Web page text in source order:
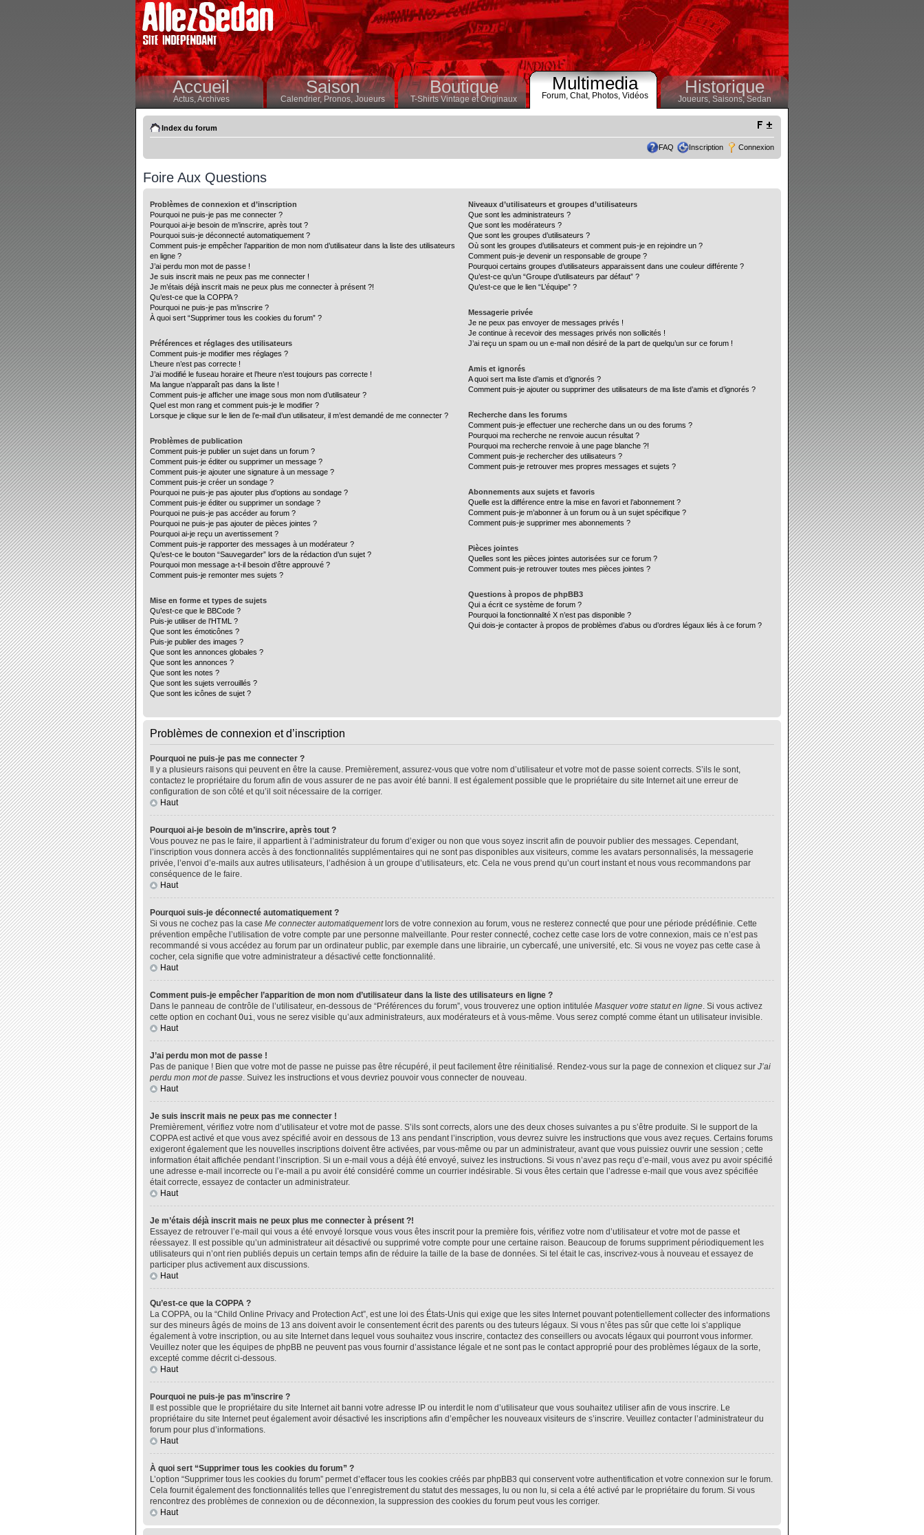
Accueil
Actus,Archives
Saison
Calendrier,Pronos, Joueurs
Boutique
T-Shirts Vintage et Originaux
Multimedia
Forum, Chat, Photos, Vidéos Historique
Joueurs, Saisons,Sedan
Index du forum
FAQ Inscription Connexion
Foire Aux Questions
Problèmes de connexion et d’inscription
Pourquoi ne puis-je pas me connecter ?
Pourquoi ai-je besoin de m’inscrire, après tout ?
Pourquoi suis-je déconnecté automatiquement ?
Comment puis-je empêcher l’apparition de mon nom d’utilisateur dans la liste des utilisateurs
en ligne ?
J’ai perdu mon mot de passe !
Je suis inscrit mais ne peux pas me connecter !
Je m’étais déjà inscrit mais ne peux plus me connecter à présent ?!
Qu’est-ce que la COPPA ?
Pourquoi ne puis-je pas m’inscrire ?
À quoi sert “Supprimer tous les cookies du forum” ?
Préférences et réglages des utilisateurs
Comment puis-je modifier mes réglages ?
L’heure n’est pas correcte !
J’ai modifié le fuseau horaire et l’heure n’est toujours pas correcte !
Ma langue n’apparaît pas dans la liste !
Comment puis-je afficher une image sous mon nom d’utilisateur ?
Quel est mon rang et comment puis-je le modifier ?
Lorsque je clique sur le lien de l’e-mail d’un utilisateur, il m’est demandé de me connecter ?
Problèmes de publication
Comment puis-je publier un sujet dans un forum ?
Comment puis-je éditer ou supprimer un message ?
Comment puis-je ajouter une signature à un message ?
Comment puis-je créer un sondage ?
Pourquoi ne puis-je pas ajouter plus d’options au sondage ?
Comment puis-je éditer ou supprimer un sondage ?
Pourquoi ne puis-je pas accéder au forum ?
Pourquoi ne puis-je pas ajouter de pièces jointes ?
Pourquoi ai-je reçu un avertissement ?
Comment puis-je rapporter des messages à un modérateur ?
Qu’est-ce le bouton “Sauvegarder” lors de la rédaction d’un sujet ?
Pourquoi mon message a-t-il besoin d’être approuvé ?
Comment puis-je remonter mes sujets ?
Mise en forme et types de sujets
Qu’est-ce que le BBCode ?
Puis-je utiliser de l’HTML ?
Que sont les émoticônes ?
Puis-je publier des images ?
Que sont les annonces globales ?
Que sont les annonces ?
Que sont les notes ?
Que sont les sujets verrouillés ?
Que sont les icônes de sujet ?
Niveaux d’utilisateurs et groupes d’utilisateurs
Que sont les administrateurs ?
Que sont les modérateurs ?
Que sont les groupes d’utilisateurs ?
Où sont les groupes d’utilisateurs et comment puis-je en rejoindre un ?
Comment puis-je devenir un responsable de groupe ?
Pourquoi certains groupes d’utilisateurs apparaissent dans une couleur différente ?
Qu’est-ce qu’un “Groupe d’utilisateurs par défaut” ?
Qu’est-ce que le lien “L’équipe” ?
Messagerie privée
Je ne peux pas envoyer de messages privés !
Je continue à recevoir des messages privés non sollicités !
J’ai reçu un spam ou un e-mail non désiré de la part de quelqu’un sur ce forum !
Amis et ignorés
A quoi sert ma liste d’amis et d’ignorés ?
Comment puis-je ajouter ou supprimer des utilisateurs de ma liste d’amis et d’ignorés ?
Recherche dans les forums
Comment puis-je effectuer une recherche dans un ou des forums ?
Pourquoi ma recherche ne renvoie aucun résultat ?
Pourquoi ma recherche renvoie à une page blanche ?!
Comment puis-je rechercher des utilisateurs ?
Comment puis-je retrouver mes propres messages et sujets ?
Abonnements aux sujets et favoris
Quelle est la différence entre la mise en favori et l’abonnement ?
Comment puis-je m’abonner à un forum ou à un sujet spécifique ?
Comment puis-je supprimer mes abonnements ?
Pièces jointes
Quelles sont les pièces jointes autorisées sur ce forum ?
Comment puis-je retrouver toutes mes pièces jointes ?
Questions à propos de phpBB3
Qui a écrit ce système de forum ?
Pourquoi la fonctionnalité X n’est pas disponible ?
Qui dois-je contacter à propos de problèmes d’abus ou d’ordres légaux liés à ce forum ?
Problèmes de connexion et d’inscription
Pourquoi ne puis-je pas me connecter ?
Il y a plusieurs raisons qui peuvent en être la cause. Premièrement, assurez-vous que votre nom d’utilisateur et votre mot de passe soient corrects. S’ils le sont,
contactez le propriétaire du forum afin de vous assurer de ne pas avoir été banni. Il est également possible que le propriétaire du site Internet ait une erreur de
configuration de son côté et qu’il soit nécessaire de la corriger.
Haut
Pourquoi ai-je besoin de m’inscrire, après tout ?
Vous pouvez ne pas le faire, il appartient à l’administrateur du forum d’exiger ou non que vous soyez inscrit afin de pouvoir publier des messages. Cependant,
l’inscription vous donnera accès à des fonctionnalités supplémentaires qui ne sont pas disponibles aux visiteurs, comme les avatars personnalisés, la messagerie
privée, l’envoi d’e-mails aux autres utilisateurs, l’adhésion à un groupe d’utilisateurs, etc. Cela ne vous prend qu’un court instant et nous vous recommandons par
conséquence de le faire.
Haut
Pourquoi suis-je déconnecté automatiquement ?
Si vous ne cochez pas la case Me connecter automatiquementlors de votre connexion au forum, vous ne resterez connecté que pour une période prédéfinie. Cette
prévention empêche l’utilisation de votre compte par une personne malveillante. Pour rester connecté, cochez cette case lors de votre connexion, mais ce n’est pas
recommandé si vous accédez au forum par un ordinateur public, par exemple dans une librairie, un cybercafé, une université, etc. Si vous ne voyez pas cette case à
cocher, cela signifie que votre administrateur a désactivé cette fonctionnalité.
Haut
Comment puis-je empêcher l’apparition de mon nom d’utilisateur dans la liste des utilisateurs en ligne ?
Dans le panneau de contrôle de l’utilisateur, en-dessous de “Préférences du forum”, vous trouverez une option intitulée Masquer votre statut en ligne. Si vous activez
cette option en cochantOui, vous ne serez visible qu’aux administrateurs, aux modérateurs et à vous-même. Vous serez compté comme étant un utilisateur invisible.
Haut
J’ai perdu mon mot de passe !
Pas de panique ! Bien que votre mot de passe ne puisse pas être récupéré, il peut facilement être réinitialisé. Rendez-vous sur la page de connexion et cliquez sur J’ai
perdu mon mot de passe. Suivez les instructions et vous devriez pouvoir vous connecter de nouveau.
Haut
Je suis inscrit mais ne peux pas me connecter !
Premièrement, vérifiez votre nom d’utilisateur et votre mot de passe. S’ils sont corrects, alors une des deux choses suivantes a pu s’être produite. Si le support de la
COPPA est activé et que vous avez spécifié avoir en dessous de 13 ans pendant l’inscription, vous devrez suivre les instructions que vous avez reçues. Certains forums
exigeront également que les nouvelles inscriptions doivent être activées, par vous-même ou par un administrateur, avant que vous puissiez ouvrir une session ; cette
information était affichée pendant l’inscription. Si un e-mail vous a déjà été envoyé, suivez les instructions. Si vous n’avez pas reçu d’e-mail, vous avez pu avoir spécifié
une adresse e-mail incorrecte ou l’e-mail a pu avoir été considéré comme un courrier indésirable. Si vous êtes certain que l’adresse e-mail que vous avez spécifiée
était correcte, essayez de contacter un administrateur.
Haut
Je m’étais déjà inscrit mais ne peux plus me connecter à présent ?!
Essayez de retrouver l’e-mail qui vous a été envoyé lorsque vous vous êtes inscrit pour la première fois, vérifiez votre nom d’utilisateur et votre mot de passe et
réessayez. Il est possible qu’un administrateur ait désactivé ou supprimé votre compte pour une certaine raison. Beaucoup de forums suppriment périodiquement les
utilisateurs qui n’ont rien publiés depuis un certain temps afin de réduire la taille de la base de données. Si tel était le cas, inscrivez-vous à nouveau et essayez de
participer plus activement aux discussions.
Haut
Qu’est-ce que la COPPA ?
La COPPA, ou la “Child Online Privacy and Protection Act”, est une loi des États-Unis qui exige que les sites Internet pouvant potentiellement collecter des informations
sur des mineurs âgés de moins de 13 ans doivent avoir le consentement écrit des parents ou des tuteurs légaux. Si vous n’êtes pas sûr que cette loi s’applique
également à votre inscription, ou au site Internet dans lequel vous souhaitez vous inscrire, contactez des conseillers ou avocats légaux qui pourront vous informer.
Veuillez noter que les équipes de phpBB ne peuvent pas vous fournir d’assistance légale et ne sont pas le contact approprié pour des problèmes légaux de la sorte,
excepté comme décrit ci-dessous.
Haut
Pourquoi ne puis-je pas m’inscrire ?
Il est possible que le propriétaire du site Internet ait banni votre adresse IP ou interdit le nom d’utilisateur que vous souhaitez utiliser afin de vous inscrire. Le
propriétaire du site Internet peut également avoir désactivé les inscriptions afin d’empêcher les nouveaux visiteurs de s’inscrire. Veuillez contacter l’administrateur du
forum pour plus d’informations.
Haut
À quoi sert “Supprimer tous les cookies du forum” ?
L’option “Supprimer tous les cookies du forum” permet d’effacer tous les cookies créés par phpBB3 qui conservent votre authentification et votre connexion sur le forum.
Cela fournit également des fonctionnalités telles que l’enregistrement du statut des messages, lu ou non lu, si cela a été activé par le propriétaire du forum. Si vous
rencontrez des problèmes de connexion ou de déconnexion, la suppression des cookies du forum peut vous les corriger.
Haut